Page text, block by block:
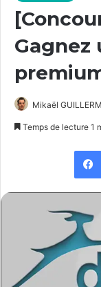
Gagnez
Mikaël GUILLERM
Temps de lecture 1